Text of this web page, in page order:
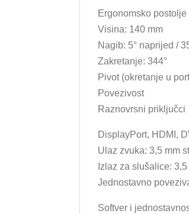
Ergonomsko
Visina: 140 mm
Nagib: 5° naprijed /
Zakretanje: 344°
Pivot (okretanje u
Povezivost
Raznovrsni priključci
DisplayPort, HDMI,
Ulaz zvuka: 3,5 mm
Izlaz za slušalice:
Jednostavno
Softver i